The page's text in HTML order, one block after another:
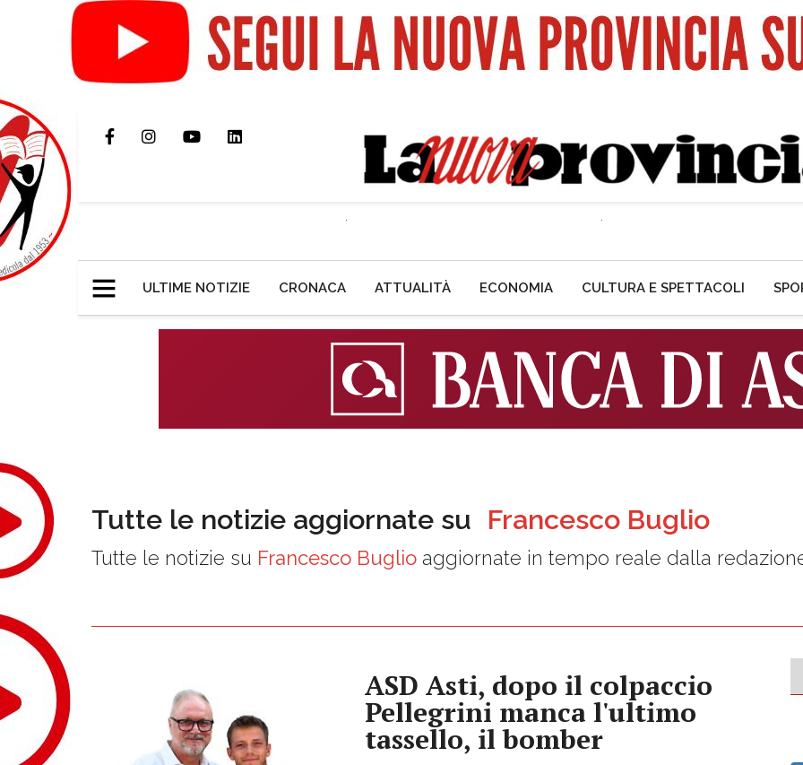
ULTIME NOTIZIE CRONACA ATTUALITÀ ECONOMIA CULTURA E SPETTACOLI
Tutte le notizie aggiornate su Francesco Buglio
Tutte le notizie su Francesco Buglio aggiornate in tempo reale dalla
ASD Asti, dopo il colpaccio
Pellegrini manca l'ultimo
tassello, il bomber